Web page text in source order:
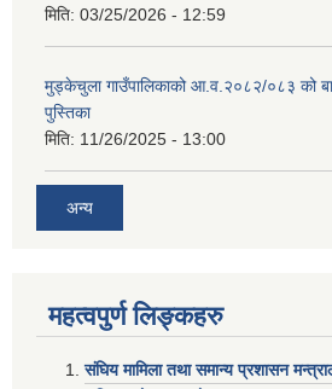
मिति: 03/25/2026 - 12:59
मुड्केचुला गाउँपालिकाको आ.व.२०८२/०८३ को
पुस्तिका
मिति: 11/26/2025 - 13:00
अन्य
महत्वपुर्ण लिङ्कहरु
संघिय मामिला तथा समान्य प्रशासन